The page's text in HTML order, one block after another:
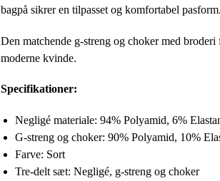
bagpå sikrer en tilpasset og komfortabel pasform.
Den matchende g-streng og choker med
moderne kvinde.
Specifikationer:
Negligé materiale: 94% Polyamid, 6%
G-streng og choker: 90% Polyamid, 10%
Farve: Sort
Tre-delt sæt: Negligé, g-streng og choker